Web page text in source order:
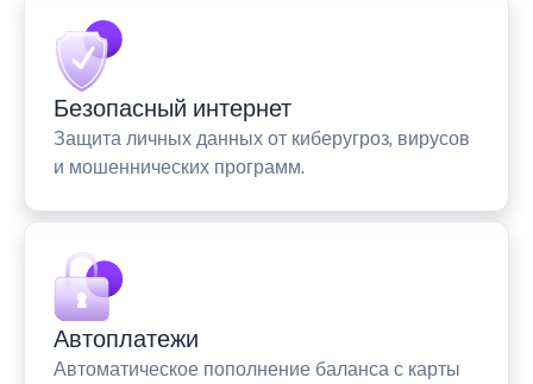
Безопасный интернет
Защита личных данных от киберугроз, вирусов
и мошеннических программ.
Автоплатежи
Автоматическое пополнение баланса с карты